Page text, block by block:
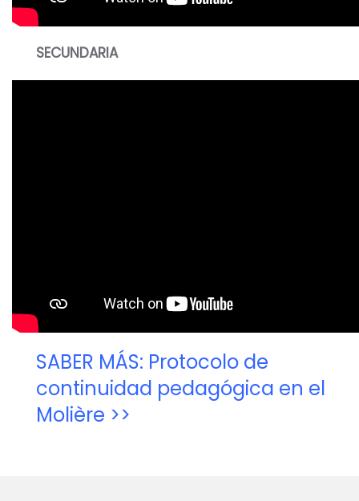
SECUNDARIA
SABER MÁS: Protocolo de
continuidad pedagógica en el
Molière >>